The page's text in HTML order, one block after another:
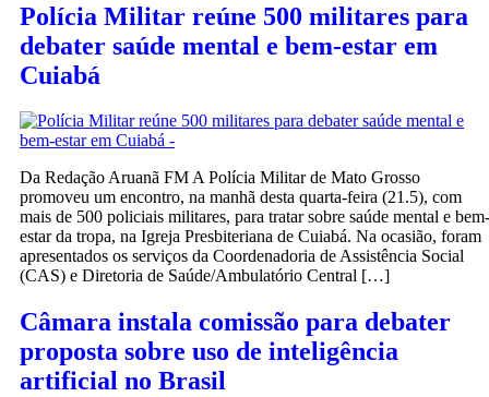
Polícia Militar reúne 500 militares para
debater saúde mental e bem-estar em
Cuiabá
Da Redação Aruanã FM A Polícia Militar de Mato Grosso
promoveu um encontro, na manhã desta quarta-feira (21.5), com
mais de 500 policiais militares, para tratar sobre saúde mental e bem-
estar da tropa, na Igreja Presbiteriana de Cuiabá. Na ocasião, foram
apresentados os serviços da Coordenadoria de Assistência Social
(CAS) e Diretoria de Saúde/Ambulatório Central […]
Câmara instala comissão para debater
proposta sobre uso de inteligência
artificial no Brasil